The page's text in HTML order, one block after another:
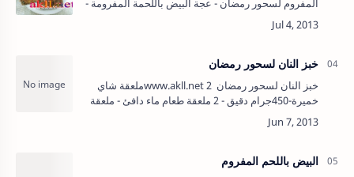
المفروم لسحور رمضان - عجة البيض باللحمة المفرومة -
العجة باللحم المفروم - عجة البيض لسحور رمضان
مقادير عمل عجة اللح…
خبز النان لسحور رمضان
خبز النان لسحور رمضان www.akll.net 2ملعقة شاي
خميرة-450جرام دقيق - 2 ملعقة طعام ماء دافئ - ملعقة
سكر- 15…
البيض باللحم المفروم